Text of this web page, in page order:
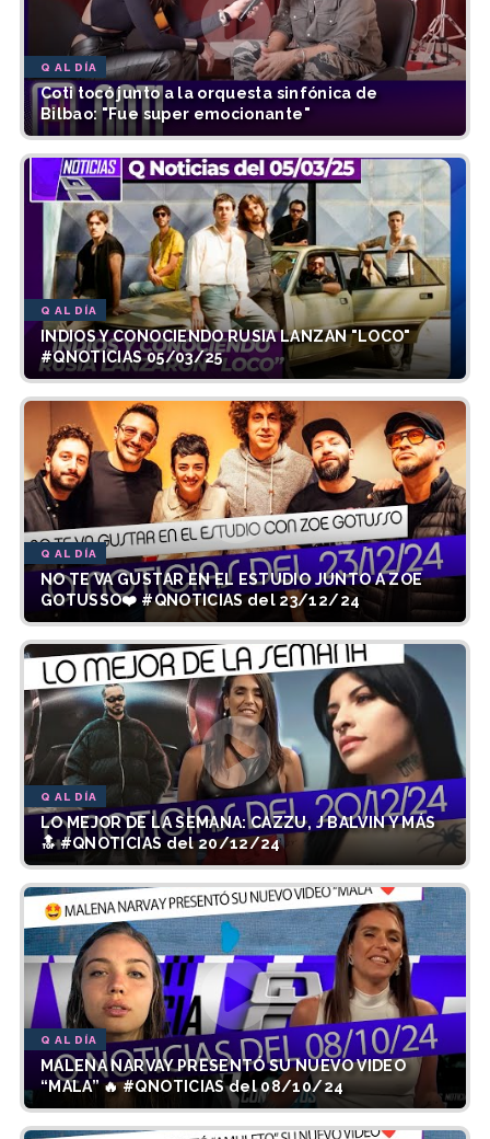
Q AL DÍA
Coti tocó junto a la orquesta sinfónica de
Bilbao: "Fue super emocionante"
Q AL DÍA
INDIOS Y CONOCIENDO RUSIA LANZAN "LOCO"
#QNOTICIAS 05/03/25
Q AL DÍA
NO TE VA GUSTAR EN EL ESTUDIO JUNTO A ZOE
GOTUSSO❤️ #QNOTICIAS del 23/12/24
Q AL DÍA
LO MEJOR DE LA SEMANA: CAZZU, J BALVIN Y MÁS
🔝 #QNOTICIAS del 20/12/24
Q AL DÍA
MALENA NARVAY PRESENTÓ SU NUEVO VIDEO
“MALA” 🔥 #QNOTICIAS del 08/10/24